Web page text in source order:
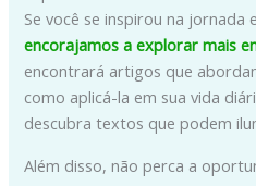
Se você se inspirou na jornada
encorajamos a explorar mais
encontrará artigos que
como aplicá-la em sua vida
descubra textos que podem
Além disso, não perca a